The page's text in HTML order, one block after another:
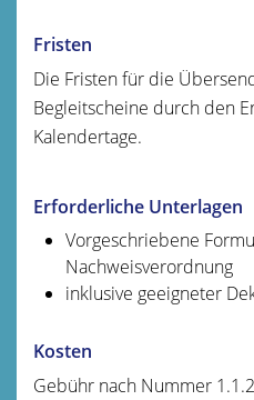
Fristen
Die Fristen für die
Begleitscheine durch den
Kalendertage.
Erforderliche Unterlagen
Vorgeschriebene
Nachweisverordnung
inklusive geeigneter
Kosten
Gebühr nach Nummer